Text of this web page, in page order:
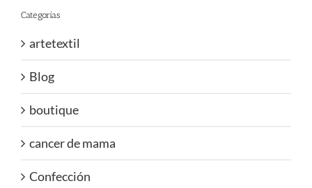
Categorías
artetextil
Blog
boutique
cancer de mama
Confección